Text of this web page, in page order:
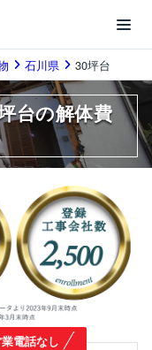
石川県 30坪台
台の解体費
電話なし